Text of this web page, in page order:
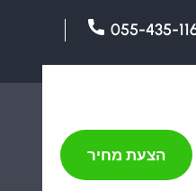
055-435-
הצעת מחיר